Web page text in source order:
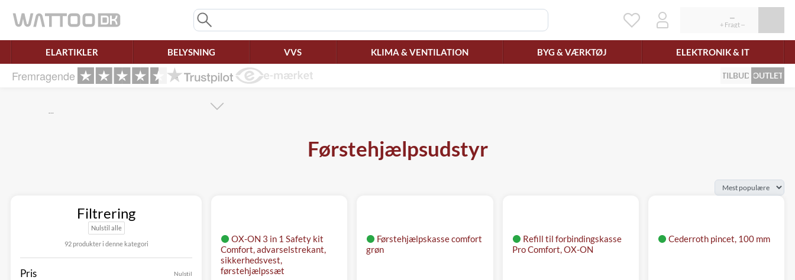
ELARTIKLER BELYSNING VVS KLIMA & VENTILATION BYG & VÆRKTØJ ELEKTRONIK & IT
Fremragende TILBUD OUTLET
…
Førstehjælpsudstyr
Filtrering
Nulstil alle
92 produkter i denne kategori
Nulstil
Pris
OX-ON 3 in 1 Safety kit
Comfort, advarselstrekant,
sikkerhedsvest,
førstehjælpssæt
Førstehjælpskasse comfort
grøn
Refill til forbindingskasse
Pro Comfort, OX-ON
Cederroth pincet, 100 mm
Ret samtykke!